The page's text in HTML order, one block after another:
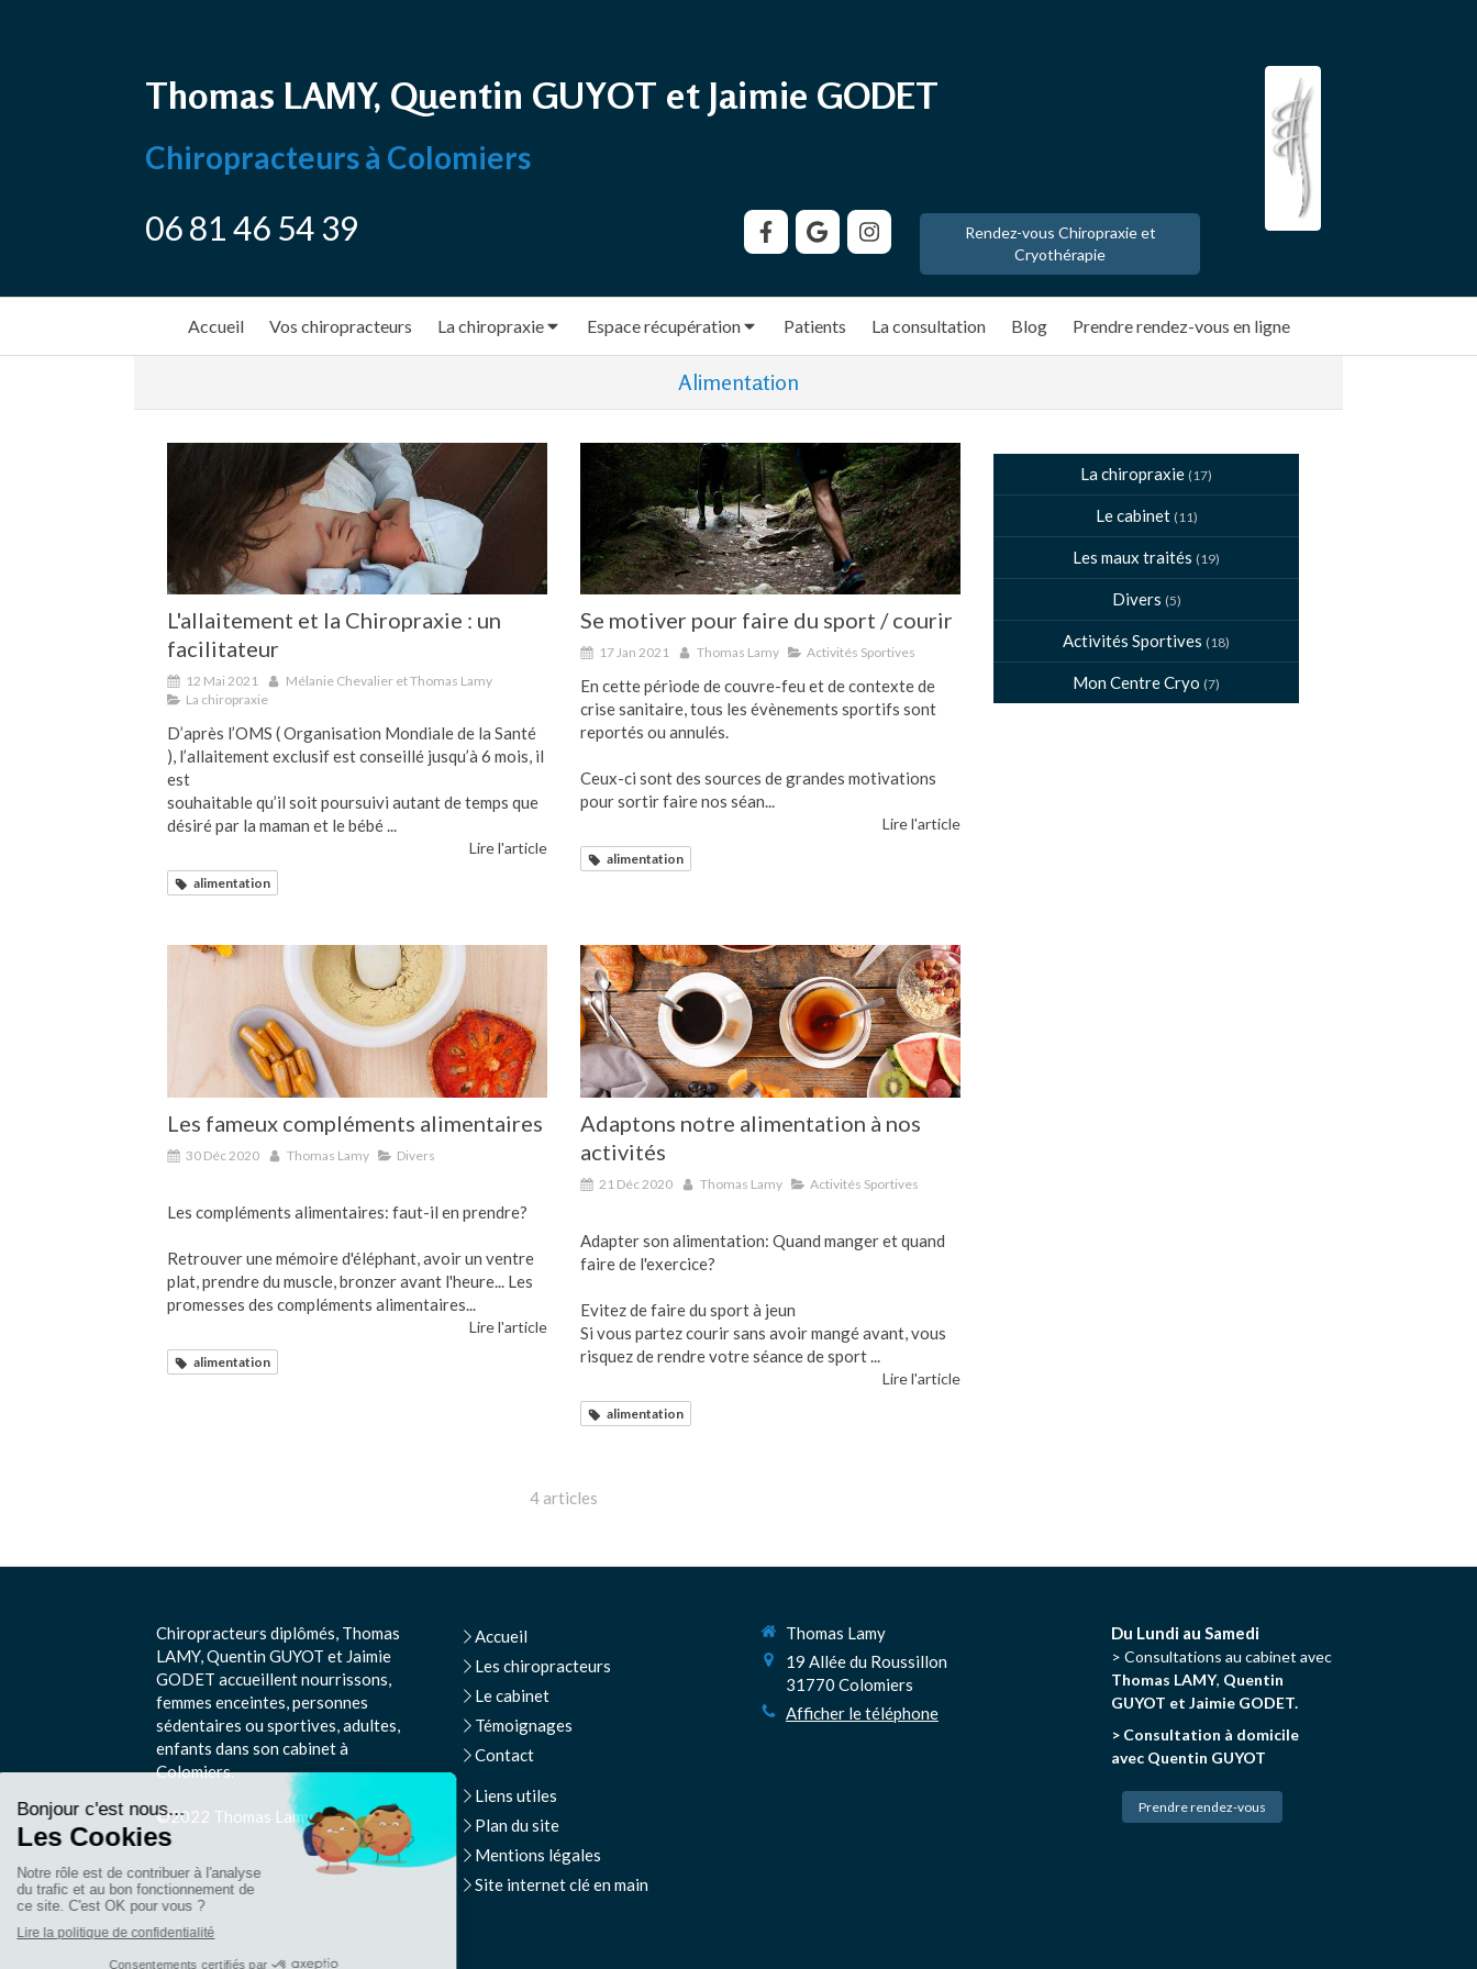
Thomas LAMY, Quentin GUYOT et Jaimie GODET
Chiropracteurs à Colomiers
06 81 46 54 39
Rendez-vous Chiropraxie et
Cryothérapie
Accueil Vos chiropracteurs La chiropraxie Espace récupération Patients La consultation Blog Prendre rendez-vous en ligne
Alimentation
L'allaitement et la Chiropraxie : un
facilitateur
12 Mai 2021
Mélanie Chevalier et Thomas Lamy
La chiropraxie
D’après l’OMS ( Organisation Mondiale de la Santé
), l’allaitement exclusif est conseillé jusqu’à 6 mois, il
est
souhaitable qu’il soit poursuivi autant de temps que
désiré par la maman et le bébé ...
Lire l'article
alimentation
Se motiver pour faire du sport / courir
17 Jan 2021 Thomas Lamy Activités Sportives
En cette période de couvre-feu et de contexte de
crise sanitaire, tous les évènements sportifs sont
reportés ou annulés.
Ceux-ci sont des sources de grandes motivations
pour sortir faire nos séan...
Lire l'article
alimentation
Les fameux compléments alimentaires
30 Déc 2020 Thomas Lamy Divers
Les compléments alimentaires: faut-il en prendre?
Retrouver une mémoire d'éléphant, avoir un ventre
plat, prendre du muscle, bronzer avant l'heure... Les
promesses des compléments alimentaires...
Lire l'article
alimentation
Adaptons notre alimentation à nos
activités
21 Déc 2020 Thomas Lamy Activités Sportives
Adapter son alimentation: Quand manger et quand
faire de l'exercice?
Evitez de faire du sport à jeun
Si vous partez courir sans avoir mangé avant, vous
risquez de rendre votre séance de sport ...
Lire l'article
alimentation
4 articles
La chiropraxie (17)
Le cabinet (11)
Les maux traités (19)
Divers (5)
Activités Sportives (18)
Mon Centre Cryo (7)
Chiropracteurs diplômés, Thomas
LAMY, Quentin GUYOT et Jaimie
GODET accueillent nourrissons,
femmes enceintes, personnes
sédentaires ou sportives, adultes,
enfants dans son cabinet à
Colomiers.
©2022 Thomas Lamy
Accueil
Les chiropracteurs
Le cabinet
Témoignages
Contact
Liens utiles
Plan du site
Mentions légales
Site internet clé en main
Thomas Lamy
19 Allée du Roussillon
31770 Colomiers
Afficher le téléphone
Du Lundi au Samedi
> Consultations au cabinet avec
Thomas LAMY, Quentin
GUYOT et Jaimie GODET.
> Consultation à domicile
avec Quentin GUYOT
Prendre rendez-vous